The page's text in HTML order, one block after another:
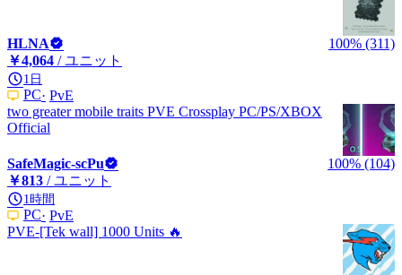
HLNA
100% (311)
￥4,064 / ユニット
1日
PC PvE
two greater mobile traits PVE Crossplay PC/PS/XBOX
Official
SafeMagic-scPu
100% (104)
￥813 / ユニット
1時間
PC PvE
PVE-[Tek wall] 1000 Units 🔥